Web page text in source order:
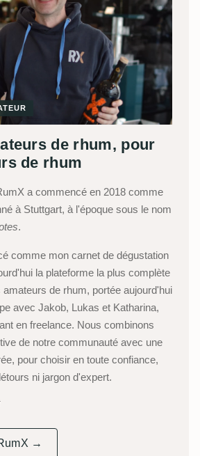
de rhum, pour
de rhum
a commencé en 2018 comme
à Stuttgart, à l'époque sous le nom
.
comme mon carnet de dégustation
la plateforme la plus complète
de rhum, portée aujourd'hui
avec Jakob, Lukas et Katharina,
en freelance. Nous combinons
de notre communauté avec une
pour choisir en toute confiance,
ni jargon d'expert.
→